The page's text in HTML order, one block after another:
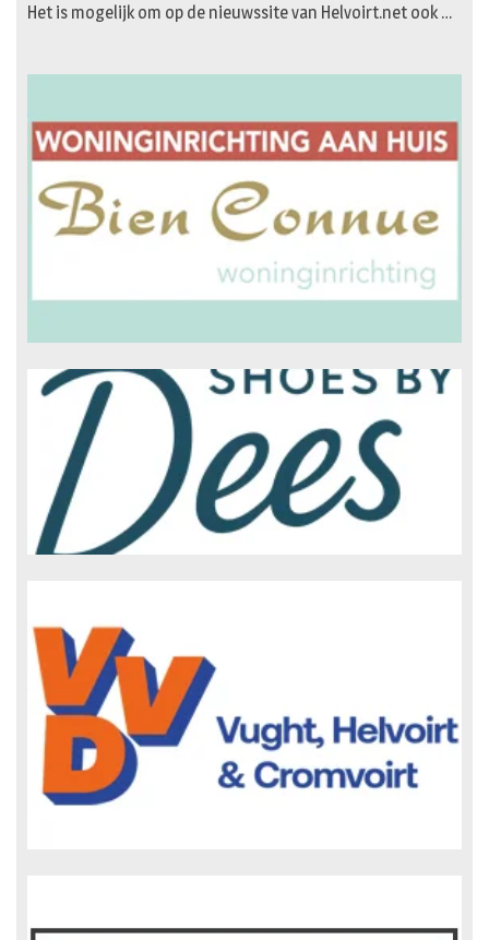
Het is mogelijk om op de nieuwssite van Helvoirt.net ook …